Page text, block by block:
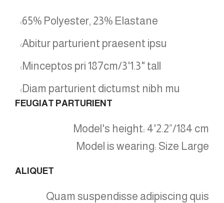
65% Polyester, 23% Elastane
Abitur parturient praesent ipsu
Minceptos pri 187cm/3'1.3" tall
Diam parturient dictumst nibh mu
FEUGIAT PARTURIENT
Model's height: 4'2.2”/184 cm
Model is wearing: Size Large
ALIQUET
Quam suspendisse adipiscing quis